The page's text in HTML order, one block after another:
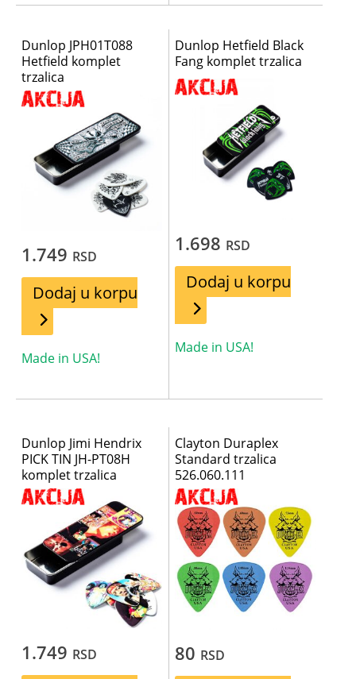
Dunlop JPH01T088
Hetfield komplet
trzalica
1.749 RSD
Dodaj u korpu
Made in USA!
Dunlop Hetfield Black
Fang komplet trzalica
1.698 RSD
Dodaj u korpu
Made in USA!
Dunlop Jimi Hendrix
PICK TIN JH-PT08H
komplet trzalica
1.749 RSD
Clayton Duraplex
Standard trzalica
526.060.111
80 RSD